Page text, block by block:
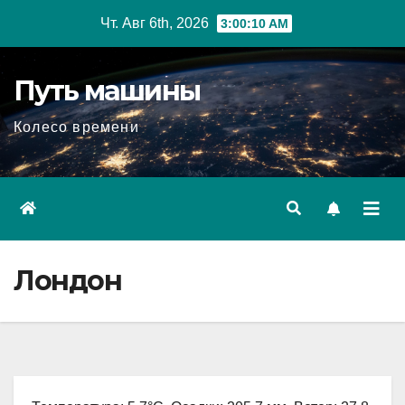
Чт. Авг 6th, 2026 3:00:11 AM
Путь машины
Колесо времени
Лондон